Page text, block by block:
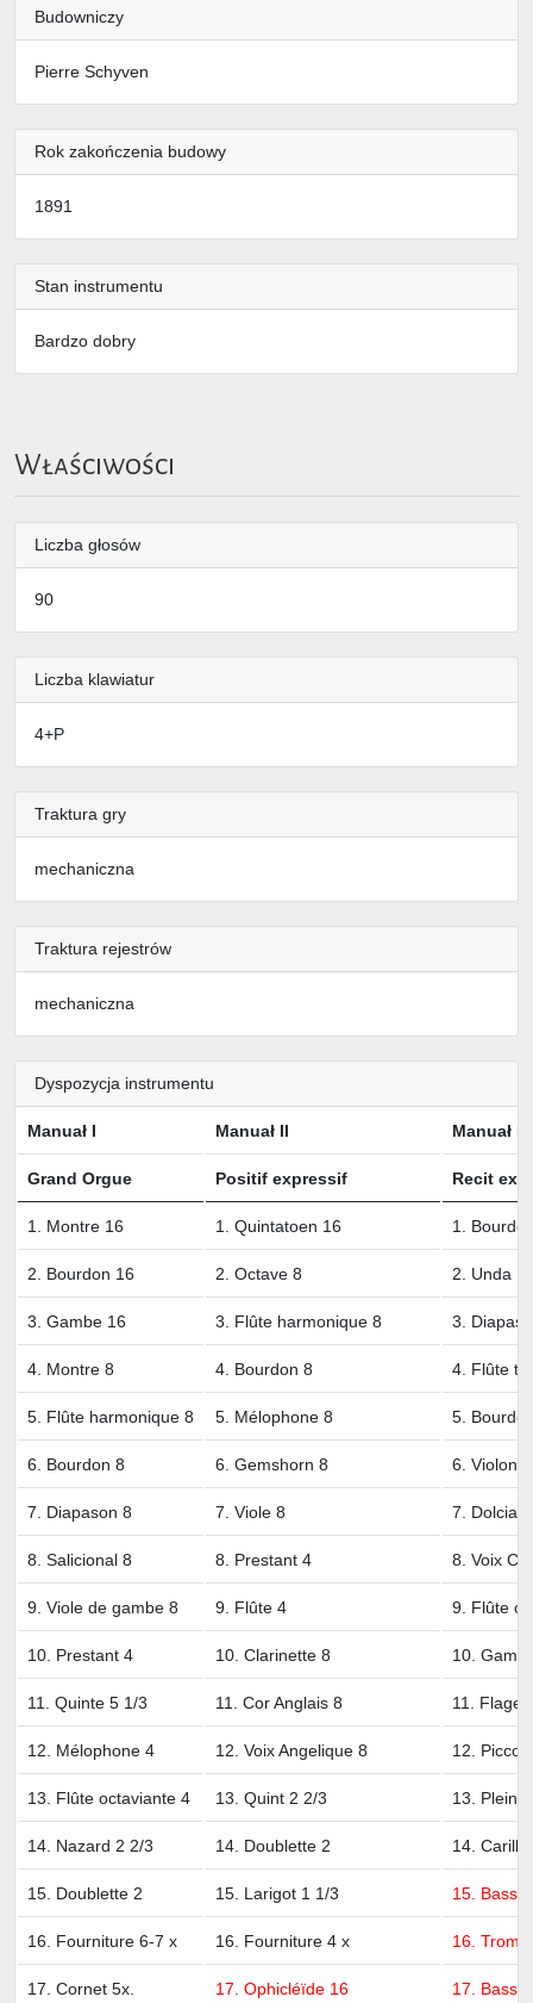
Budowniczy
Pierre Schyven
Rok zakończenia budowy
1891
Stan instrumentu
Bardzo dobry
Właściwości
Liczba głosów
90
Liczba klawiatur
4+P
Traktura gry
mechaniczna
Traktura rejestrów
mechaniczna
Dyspozycja instrumentu
Manuał I Manuał II Manuał III
Grand Orgue Positif expressif Recit
1. Montre 16 1. Quintatoen 16 1.
2. Bourdon 16 2. Octave 8 2. Unda
3. Gambe 16 3. Flûte harmonique 8 3.
4. Montre 8 4. Bourdon 8 4. Flûte
5. Flûte harmonique 8 5. Mélophone 8 5.
6. Bourdon 8 6. Gemshorn 8 6. Violon 8
7. Diapason 8 7. Viole 8 7.
8. Salicional 8 8. Prestant 4 8. Voix
9. Viole de gambe 8 9. Flûte 4 9. Flûte
10. Prestant 4 10. Clarinette 8 10.
11. Quinte 5 1/3 11. Cor Anglais 8 11.
12. Mélophone 4 12. Voix Angelique 8 12.
13. Flûte octaviante 4 13. Quint 2 2/3 13. Plein
14. Nazard 2 2/3 14. Doublette 2 14.
15. Doublette 2 15. Larigot 1 1/3 15.
16. Fourniture 6-7 x 16. Fourniture 4 x 16.
17. Cornet 5x. 17. Ophicléïde 16 17.